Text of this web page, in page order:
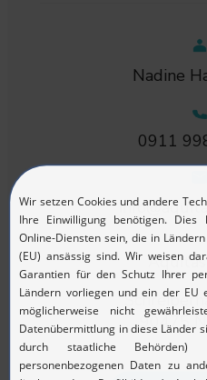
Nadine
0911
90475